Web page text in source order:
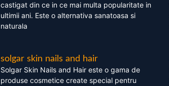
castigat din ce in ce mai multa popularitate in
ultimii ani. Este o alternativa sanatoasa si
naturala
solgar skin nails and hair
Solgar Skin Nails and Hair este o gama de
produse cosmetice create special pentru